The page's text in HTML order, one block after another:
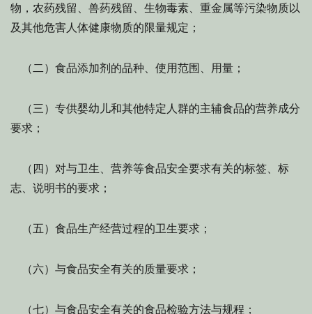
物，农药残留、兽药残留、生物毒素、重金属等污染物质以
及其他危害人体健康物质的限量规定；
（二）食品添加剂的品种、使用范围、用量；
（三）专供婴幼儿和其他特定人群的主辅食品的营养成分
要求；
（四）对与卫生、营养等食品安全要求有关的标签、标
志、说明书的要求；
（五）食品生产经营过程的卫生要求；
（六）与食品安全有关的质量要求；
（七）与食品安全有关的食品检验方法与规程；